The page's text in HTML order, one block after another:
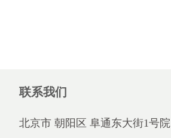
联系我们
北京市 朝阳区 阜通东大街1号院